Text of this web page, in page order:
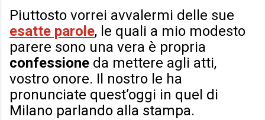
Piuttosto vorrei avvalermi delle sue
esatte parole, le quali a mio modesto
parere sono una vera è propria
confessione da mettere agli atti,
vostro onore. Il nostro le ha
pronunciate quest’oggi in quel di
Milano parlando alla stampa.